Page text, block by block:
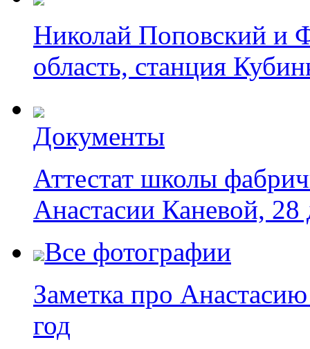
Николай Поповский и
область, станция
Документы
Аттестат школы
Анастасии Каневой, 28
Все фотографии
Заметка про
год